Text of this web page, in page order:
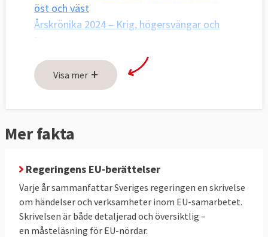
öst och väst
Årskrönika 2024 – Krig, högersvängar och
Nato
Årskrönika 2023 – Ukraina, klimatet och
inflationen
Årskrönika 2022 – Rysslands krig mot
Årskrönika 2020 – Ledarkvinnorna kliver
Årskrönika 2019 – Året viktigaste EU-
händelser
Visa mer +
Mer fakta
Regeringens EU-berättelser
Varje år sammanfattar Sveriges regeringen en skrivelse
om händelser och verksamheter inom EU-samarbetet.
Skrivelsen är både detaljerad och översiktlig –
en måsteläsning för EU-nördar.